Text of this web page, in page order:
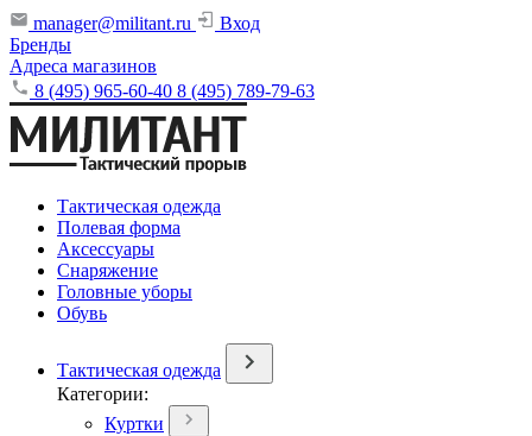
manager@militant.ru
Вход
Бренды
Адреса магазинов
8 (495) 965-60-40 8 (495) 789-79-63
Тактическая одежда
Полевая форма
Аксессуары
Снаряжение
Головные уборы
Обувь
Тактическая одежда
Категории:
Куртки